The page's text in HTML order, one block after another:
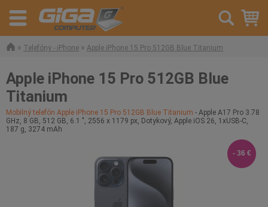
» Telefóny - iPhone » Apple iPhone 15 Pro 512GB Blue Titanium
Apple iPhone 15 Pro 512GB Blue
Titanium
Mobilný telefón Apple iPhone 15 Pro 512GB Blue Titanium - Apple A17 Pro 3.78
GHz, 8 GB, 512 GB, 6.1 ", 2556 x 1179 px, Dotykový, Apple iOS 26, 1xUSB-C,
187 g, 3274 mAh
- 36 €